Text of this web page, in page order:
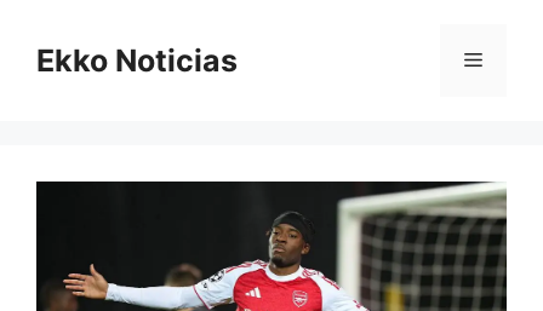
contenido
Ekko Noticias Menú